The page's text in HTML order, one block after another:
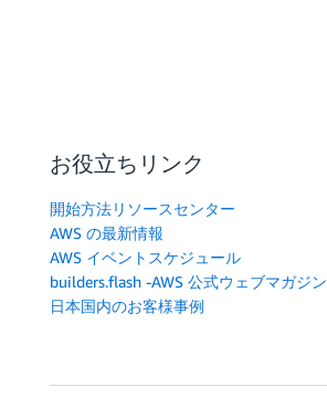
お役立ちリンク
開始方法リソースセンター
AWS の最新情報
AWS イベントスケジュール
builders.flash -AWS 公式ウェブマガジン
日本国内のお客様事例